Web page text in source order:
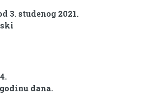
3. studenog 2021.
dana.